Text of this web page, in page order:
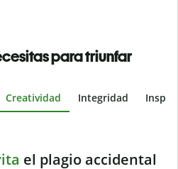
para triunfar
Creatividad Integridad